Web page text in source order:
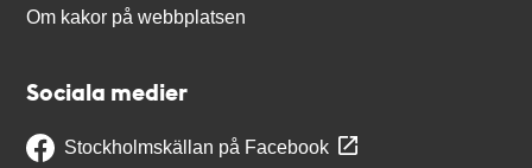
Om kakor på webbplatsen
Sociala medier
Stockholmskällan på Facebook